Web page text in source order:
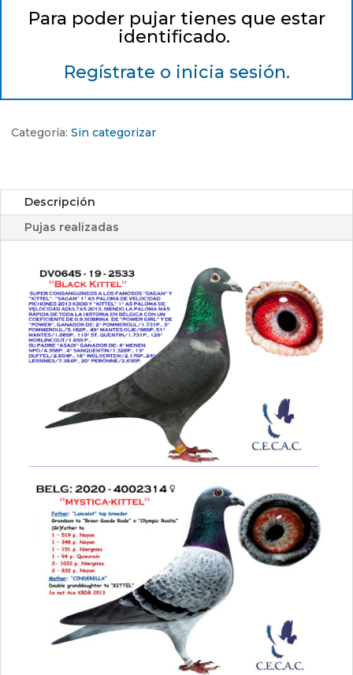
Para poder pujar tienes que estar
identificado.
Regístrate o inicia sesión.
Categoría: Sin categorizar
Descripción
Pujas realizadas